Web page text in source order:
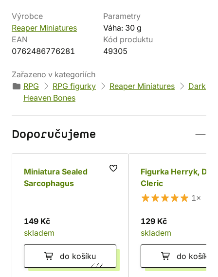
Výrobce
Reaper Miniatures
Parametry
Váha: 30 g
EAN
0762486776281
Kód produktu
49305
Zařazeno v kategoriích
RPG
RPG figurky Reaper Miniatures
Dark
Heaven Bones
Doporučujeme
Miniatura Sealed
Sarcophagus
149 Kč
skladem
do košíku
Figurka Herryk,
Cleric
1×
129 Kč
skladem
do košíku